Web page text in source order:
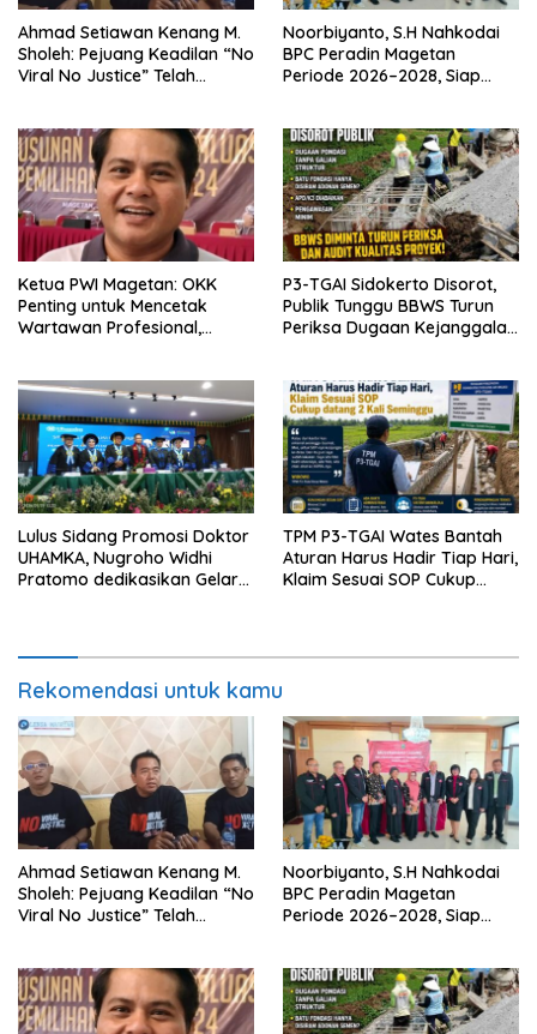
Ahmad Setiawan Kenang M.
Sholeh: Pejuang Keadilan “No
Viral No Justice” Telah
Noorbiyanto, S.H Nahkodai
BPC Peradin Magetan
Periode 2026–2028, Siap
Ketua PWI Magetan: OKK
Penting untuk Mencetak
Wartawan Profesional,
P3-TGAI Sidokerto Disorot,
Publik Tunggu BBWS Turun
Periksa Dugaan Kejanggalan
Lulus Sidang Promosi Doktor
UHAMKA, Nugroho Widhi
Pratomo dedikasikan Gelar
TPM P3-TGAI Wates Bantah
Aturan Harus Hadir Tiap Hari,
Klaim Sesuai SOP Cukup
Rekomendasi untuk kamu
Ahmad Setiawan Kenang M.
Sholeh: Pejuang Keadilan “No
Viral No Justice” Telah
Noorbiyanto, S.H Nahkodai
BPC Peradin Magetan
Periode 2026–2028, Siap